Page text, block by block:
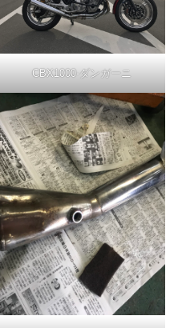
CBX1000-ダンガーニ